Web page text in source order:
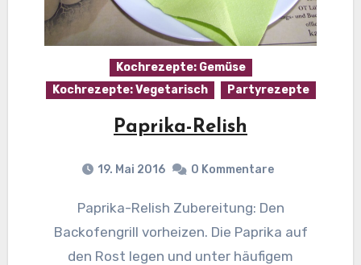
Kochrezepte: Gemüse
Kochrezepte: Vegetarisch
Partyrezepte
Paprika-Relish
19. Mai 2016 0 Kommentare
Paprika-Relish Zubereitung: Den
Backofengrill vorheizen. Die Paprika auf
den Rost legen und unter häufigem